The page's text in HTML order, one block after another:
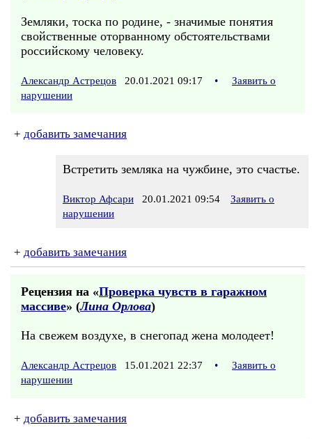
Земляки, тоска по родине, - значимые понятия
свойственные оторванному обстоятельствами
российскому человеку.
Александр Астрецов 20.01.2021 09:17 •
Заявить о
нарушении
+ добавить замечания
Встретить земляка на чужбине, это счастье.
Виктор Афсари 20.01.2021 09:54
Заявить о
нарушении
+ добавить замечания
Рецензия на «Проверка чувств в гаражном
массиве» (Лина Орлова)
На свежем воздухе, в снегопад жена молодеет!
Александр Астрецов 15.01.2021 22:37 •
Заявить о
нарушении
+ добавить замечания